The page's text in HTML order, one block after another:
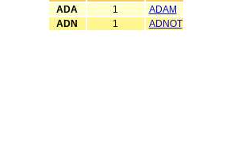
ADA
1
ADAM
ADN
1 ADNOT